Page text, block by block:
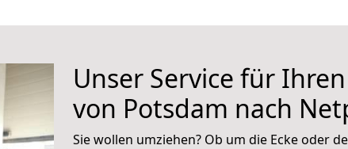
Unser Service für
von Potsdam nach
Sie wollen umziehen? Ob um die Ecke oder